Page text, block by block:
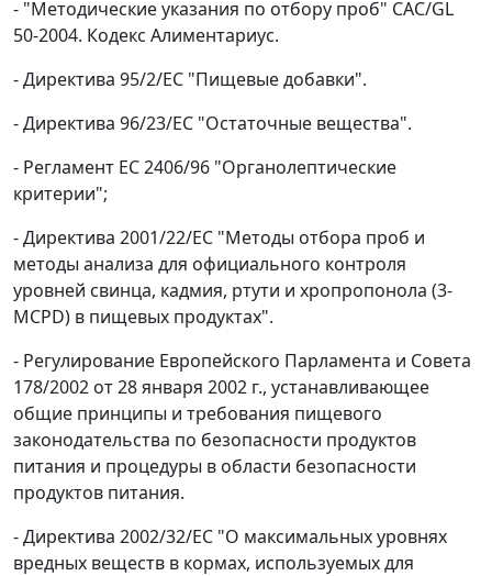
- "Методические указания по отбору проб" САС/GL
50-2004. Кодекс Алиментариус.
- Директива 95/2/ЕС "Пищевые добавки".
- Директива 96/23/ЕС "Остаточные вещества".
- Регламент ЕС 2406/96 "Органолептические
критерии";
- Директива 2001/22/ЕС "Методы отбора проб и
методы анализа для официального контроля
уровней свинца, кадмия, ртути и хропропонола (3-
MCPD) в пищевых продуктах".
- Регулирование Европейского Парламента и Совета
178/2002 от 28 января 2002 г., устанавливающее
общие принципы и требования пищевого
законодательства по безопасности продуктов
питания и процедуры в области безопасности
продуктов питания.
- Директива 2002/32/ЕС "О максимальных уровнях
вредных веществ в кормах, используемых для